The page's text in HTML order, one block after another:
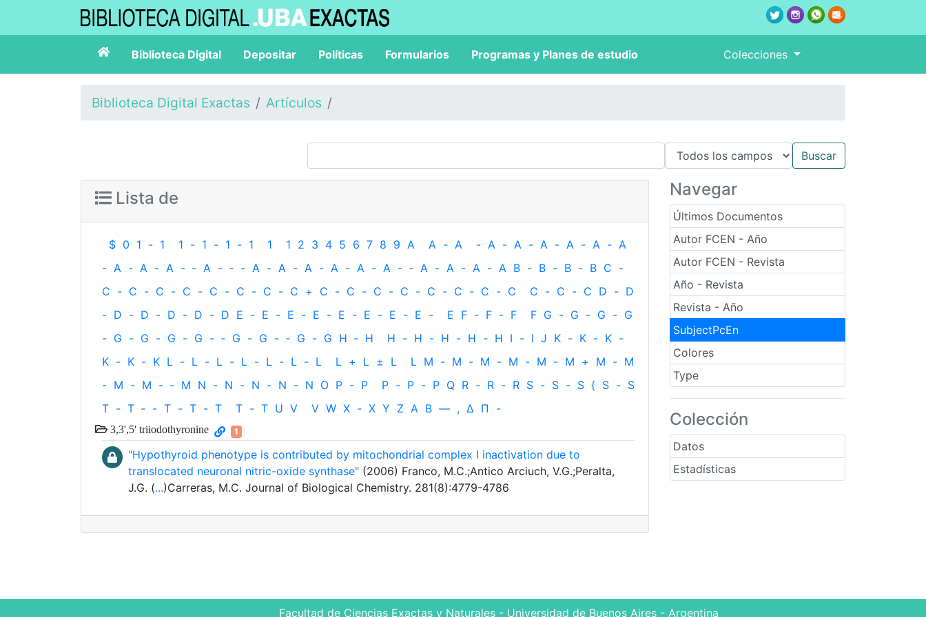
Biblioteca Digital Depositar Políticas Formularios Programas y Planes de estudio Colecciones
Biblioteca Digital Exactas Artículos
Navegar
Últimos Documentos
Autor FCEN - Año
Autor FCEN - Revista
Año - Revista
Revista - Año
SubjectPcEn
Colores
Type
Colección
Datos
Estadísticas
Lista de
$ 0 1 - 1 1 - 1 - 1 - 1 1 1 2 3 4 5 6 7 8 9 A A - A - A - A - A - A - A - A
- A - A - A - ‐ A - ‐ - A - A - A - A - A - A - ‐ A - A - A - A B - B - B - B C -
C - C - C - C - C - C - C - C + C - C - C - C - C - C - C - C C - C - C D - D
- D - D - D - D - D E - E - E - E - E - E - E - E - E F - F - F F G - G - G - G
- G - G - G - G - ‐ G - G - ‐ G - G H ‐ H H - H - H - H - H I - I J K - K - K -
K - K - K L - L - L - L - L - L - L L + L ± L L M - M - M - M - M - M + M - M
- M - M - ‐ M N - N - N - N - N O P - P P - P - P Q R - R - R S - S - S { S - S
T - T ‐ - T - T - T T - T U V V W X - X Y Z Α Β — , Δ Π -
3,3',5' triiodothyronine 1
"Hypothyroid phenotype is contributed by mitochondrial complex I inactivation due to
translocated neuronal nitric-oxide synthase" (2006) Franco, M.C.;Antico Arciuch, V.G.;Peralta,
J.G. (...)Carreras, M.C. Journal of Biological Chemistry. 281(8):4779-4786
Facultad de Ciencias Exactas y Naturales - Universidad de Buenos Aires - Argentina